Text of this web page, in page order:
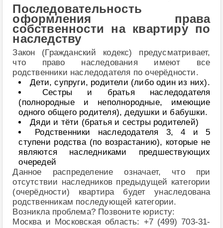
Последовательность
оформления права
собственности на квартиру по
наследству
Закон (Гражданский кодекс) предусматривает,
что право наследования имеют все
родственники наследодателя по очерёдности.
Дети, супруги, родители (либо один из них).
Сестры и братья наследодателя
(полнородные и неполнородные, имеющие
одного общего родителя), дедушки и бабушки.
Дяди и тёти (братья и сестры родителей)
Родственники наследодателя 3, 4 и 5
ступени родства (по возрастанию), которые не
являются наследниками предшествующих
очередей
Данное распределение означает, что при
отсутствии наследников предыдущей категории
(очерёдности) квартира будет унаследована
родственникам последующей категории.
Возникла проблема? Позвоните юристу:
Москва и Московская область: +7 (499) 703-31-